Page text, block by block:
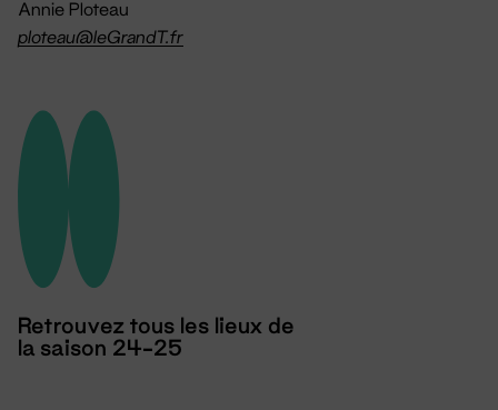
Annie Ploteau
ploteau@leGrandT.fr
Retrouvez tous les lieux de
la saison 24-25